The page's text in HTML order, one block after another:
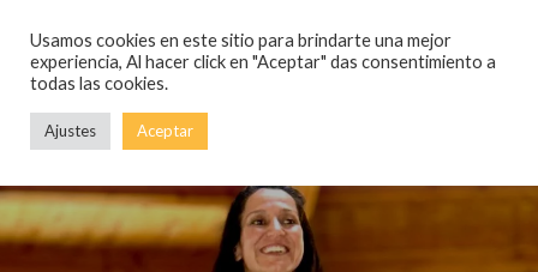
Español English
Beluniverso
Usamos cookies en este sitio para brindarte una mejor
experiencia, Al hacer click en "Aceptar" das consentimiento a
todas las cookies.
Ajustes Aceptar